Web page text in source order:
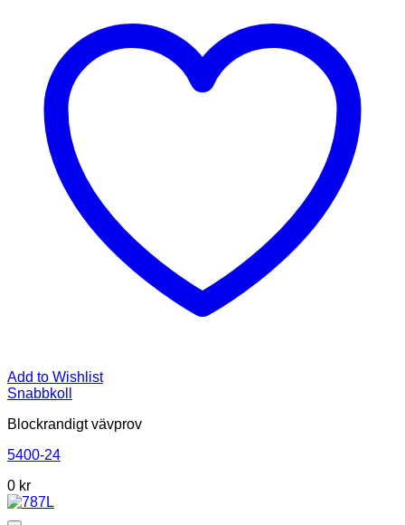
Add to Wishlist
Snabbkoll
Blockrandigt vävprov
5400-24
0 kr